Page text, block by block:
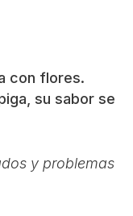
con flores.
su sabor se
y problemas